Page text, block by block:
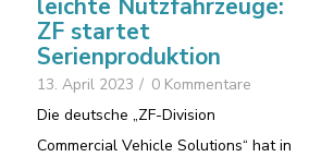
leichte Nutzfahrzeuge:
ZF startet
Serienproduktion
13. April 2023 / 0 Kommentare
Die deutsche „ZF-Division
Commercial Vehicle Solutions“ hat in